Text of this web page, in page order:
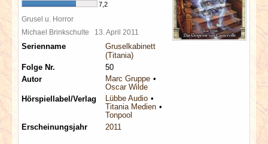
7,2
Grusel u. Horror
Michael Brinkschulte 13. April 2011
Serienname
Gruselkabinett
(Titania)
Folge Nr.
50
Autor
Marc Gruppe
Oscar Wilde
Hörspiellabel/Verlag
Lübbe Audio
Titania Medien
Tonpool
Erscheinungsjahr
2011